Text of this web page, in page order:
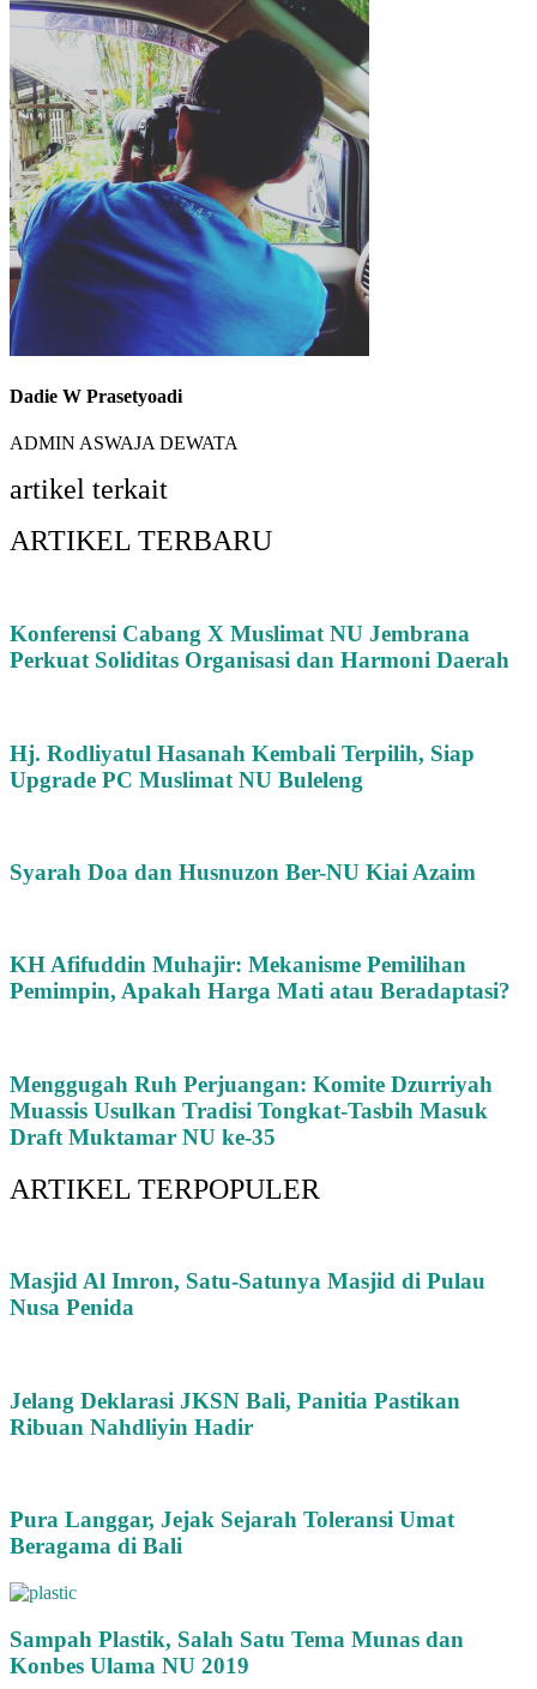
Dadie W Prasetyoadi
ADMIN ASWAJA DEWATA
artikel terkait
ARTIKEL TERBARU
Konferensi Cabang X Muslimat NU Jembrana
Perkuat Soliditas Organisasi dan Harmoni Daerah
Hj. Rodliyatul Hasanah Kembali Terpilih, Siap
Upgrade PC Muslimat NU Buleleng
Syarah Doa dan Husnuzon Ber-NU Kiai Azaim
KH Afifuddin Muhajir: Mekanisme Pemilihan
Pemimpin, Apakah Harga Mati atau Beradaptasi?
Menggugah Ruh Perjuangan: Komite Dzurriyah
Muassis Usulkan Tradisi Tongkat-Tasbih Masuk
Draft Muktamar NU ke-35
ARTIKEL TERPOPULER
Masjid Al Imron, Satu-Satunya Masjid di Pulau
Nusa Penida
Jelang Deklarasi JKSN Bali, Panitia Pastikan
Ribuan Nahdliyin Hadir
Pura Langgar, Jejak Sejarah Toleransi Umat
Beragama di Bali
Sampah Plastik, Salah Satu Tema Munas dan
Konbes Ulama NU 2019